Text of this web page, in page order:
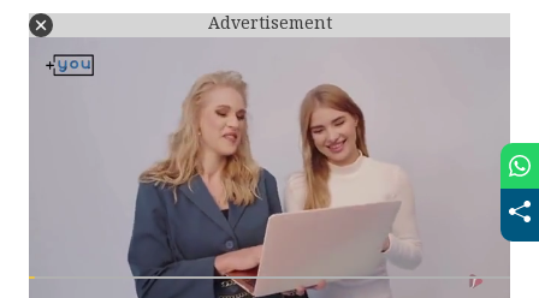
এদিকে, মার্কিন বাণিজ্য সচিবের সাম্প্রতিক মন্তব্য নিয়েও
প্রতিক্রিয়া জানান থারুর (Shashi Tharoor)। সচিব হাওয়ার্ড
লুটনিক শুক্রবার ব্লুমবার্গকে দেওয়া সাক্ষাৎকারে দাবি করেছিলেন,
এক-দু’মাসের মধ্যে ভারত আলোচনার টেবিলে ফিরে আসবে এবং
‘ক্ষমা চাইবে’। থারুর এই মন্তব্যের বিরোধিতা করে জানান,
ভারতকে আলাদা করে দায়ী করা হচ্ছে অযৌক্তিকভাবে।
Advertisement